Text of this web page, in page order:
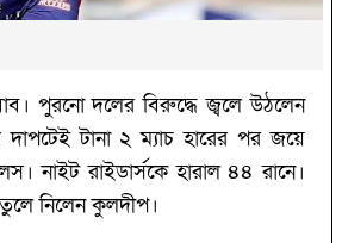
পুরনো দলের বিরুদ্ধে জ্বলে উঠলেন
টানা ২ ম্যাচ হারের পর জয়ে
নাইট রাইডার্সকে হারাল ৪৪ রানে।
নিলেন কুলদীপ।